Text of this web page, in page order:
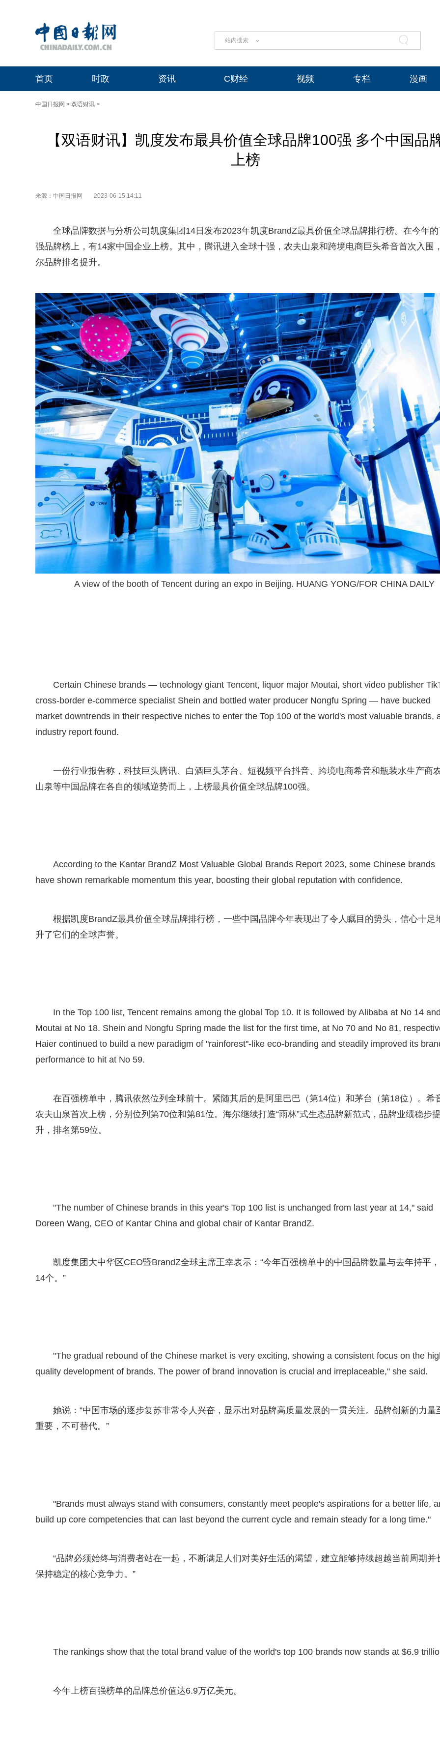
站内搜索
首页 时政 资讯 C财经 视频 专栏 漫画
中国日报网 > 双语财讯 >
【双语财讯】凯度发布最具价值全球品牌100强 多个中国品
上榜
来源：中国日报网 2023-06-15 14:11
全球品牌数据与分析公司凯度集团14日发布2023年凯度BrandZ最具价值全球品牌排行榜。在今年
强品牌榜上，有14家中国企业上榜。其中，腾讯进入全球十强，农夫山泉和跨境电商巨头希音首次入围
尔品牌排名提升。
A view of the booth of Tencent during an expo in Beijing. HUANG YONG/FOR CHINA DAILY
Certain Chinese brands — technology giant Tencent, liquor major Moutai, short video publisher
cross-border e-commerce specialist Shein and bottled water producer Nongfu Spring — have bucked
market downtrends in their respective niches to enter the Top 100 of the world's most valuable brands,
industry report found.
一份行业报告称，科技巨头腾讯、白酒巨头茅台、短视频平台抖音、跨境电商希音和瓶装水生产商
山泉等中国品牌在各自的领域逆势而上，上榜最具价值全球品牌100强。
According to the Kantar BrandZ Most Valuable Global Brands Report 2023, some Chinese brands
have shown remarkable momentum this year, boosting their global reputation with confidence.
根据凯度BrandZ最具价值全球品牌排行榜，一些中国品牌今年表现出了令人瞩目的势头，信心十足
升了它们的全球声誉。
In the Top 100 list, Tencent remains among the global Top 10. It is followed by Alibaba at No 14
Moutai at No 18. Shein and Nongfu Spring made the list for the first time, at No 70 and No 81,
Haier continued to build a new paradigm of "rainforest"-like eco-branding and steadily improved its
performance to hit at No 59.
在百强榜单中，腾讯依然位列全球前十。紧随其后的是阿里巴巴（第14位）和茅台（第18位）。希
农夫山泉首次上榜，分别位列第70位和第81位。海尔继续打造“雨林”式生态品牌新范式，品牌业绩稳步
升，排名第59位。
"The number of Chinese brands in this year's Top 100 list is unchanged from last year at 14," said
Doreen Wang, CEO of Kantar China and global chair of Kantar BrandZ.
凯度集团大中华区CEO暨BrandZ全球主席王幸表示：“今年百强榜单中的中国品牌数量与去年持平
14个。”
"The gradual rebound of the Chinese market is very exciting, showing a consistent focus on the
quality development of brands. The power of brand innovation is crucial and irreplaceable," she said.
她说：“中国市场的逐步复苏非常令人兴奋，显示出对品牌高质量发展的一贯关注。品牌创新的力量
重要，不可替代。”
"Brands must always stand with consumers, constantly meet people's aspirations for a better life,
build up core competencies that can last beyond the current cycle and remain steady for a long time."
“品牌必须始终与消费者站在一起，不断满足人们对美好生活的渴望，建立能够持续超越当前周期并
保持稳定的核心竞争力。”
The rankings show that the total brand value of the world's top 100 brands now stands at $6.9
今年上榜百强榜单的品牌总价值达6.9万亿美元。